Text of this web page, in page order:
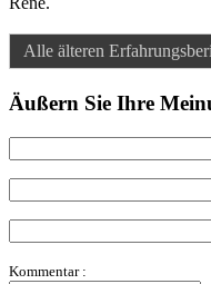
Alle älteren
Äußern Sie Ihre
Kommentar :